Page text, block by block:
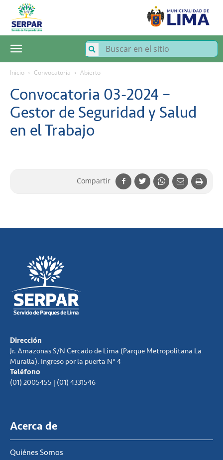
SERPAR
Servicio
de
Parques
Inicio Convocatoria Abierto
Convocatoria 03-2024 –
Gestor de Seguridad y Salud
en el Trabajo
Compartir
Dirección
Jr. Amazonas S/N Cercado de Lima (Parque Metropolitana La
Muralla). Ingreso por la puerta N° 4
Teléfono
(01) 2005455 | (01) 4331546
Acerca de
Quiénes Somos